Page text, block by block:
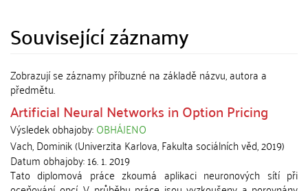
Související záznamy
Zobrazují se záznamy příbuzné na základě názvu, autora a
předmětu.
Artificial Neural Networks in Option Pricing
Výsledek obhajoby:OBHÁJENO
Vach, Dominik(Univerzita Karlova, Fakulta sociálních věd,2019)
Datum obhajoby:16. 1. 2019
Tato diplomová práce zkoumá aplikaci neuronových sítí při